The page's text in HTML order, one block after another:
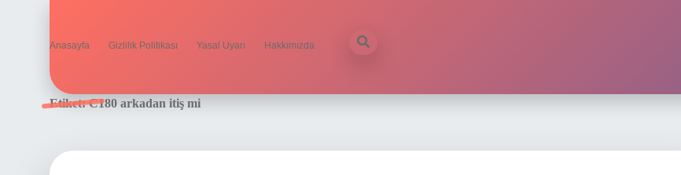
Anasayfa Gizlilik Politikası Yasal Uyarı Hakkımızda
Etiket:C180 arkadan itiş mi